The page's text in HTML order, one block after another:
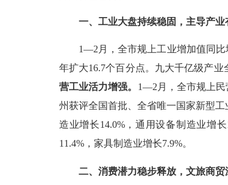
一、 工业大盘持续稳固，主导产业
1—2 月，全市规上工业增加值同比
年扩大16.7个百分点。九大千亿级产业
营工业活力增强。 1—2 月，全市规上
州获评全国首批、全省唯一国家新型工
造业增长14.0%，通用设备制造业增长
11.4%，家具制造业增长7.9%。
二、 消费潜力稳步释放，文旅商贸